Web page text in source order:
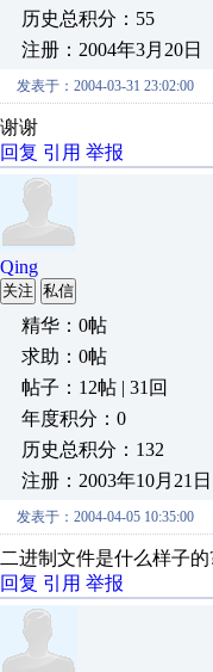
历史总积分：55
注册：2004年3月20日
发表于：2004-03-31 23:02:00
谢谢
回复 引用 举报
Qing
关注 私信
精华：0帖
求助：0帖
帖子：12帖 | 31回
年度积分：0
历史总积分：132
注册：2003年10月21日
发表于：2004-04-05 10:35:00
二进制文件是什么样子
回复 引用 举报